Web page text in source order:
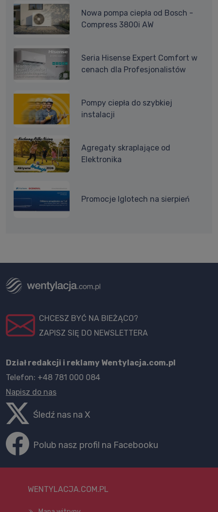
Nowa pompa ciepła od Bosch -
Compress 3800i AW
Seria Hisense Expert Comfort w
cenach dla Profesjonalistów
Pompy ciepła do szybkiej
instalacji
Agregaty skraplające od
Elektronika
Promocje Iglotech na sierpień
CHCESZ BYĆ NA BIEŻĄCO?
ZAPISZ SIĘ DO NEWSLETTERA
Dział redakcji i reklamy Wentylacja.com.pl
Telefon: +48 781 000 084
Napisz do nas
Śledź nas na X
Polub nasz profil na Facebooku
WENTYLACJA.COM.PL